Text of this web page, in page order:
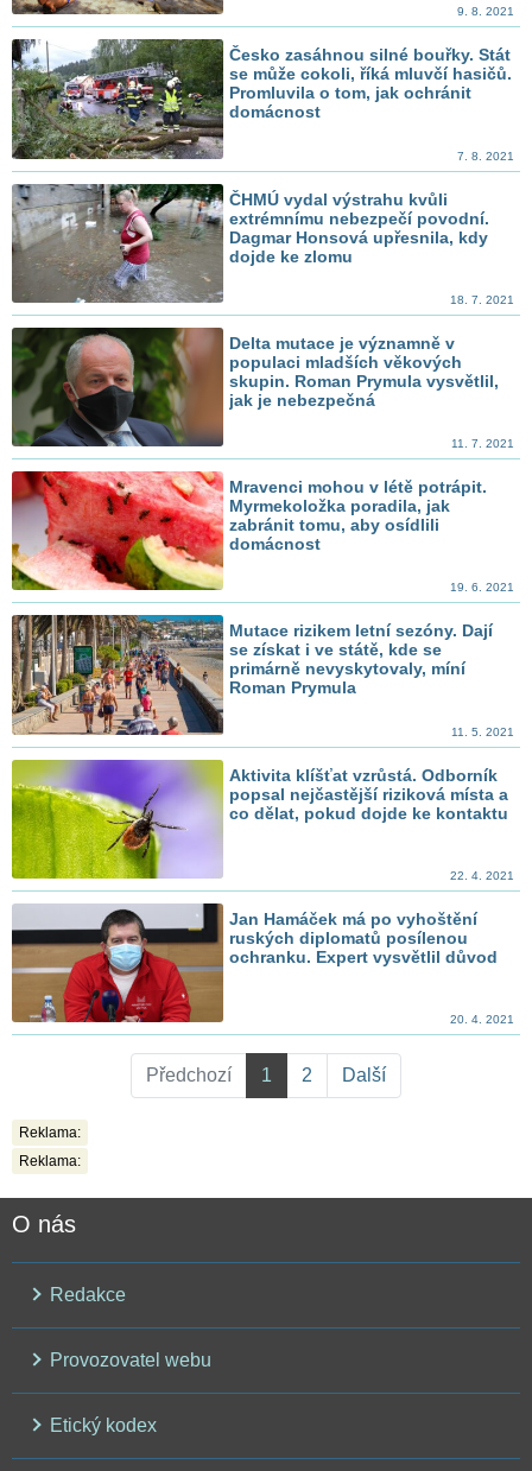
9. 8. 2021
Česko zasáhnou silné bouřky. Stát
se může cokoli, říká mluvčí hasičů.
Promluvila o tom, jak ochránit
domácnost
7. 8. 2021
ČHMÚ vydal výstrahu kvůli
extrémnímu nebezpečí povodní.
Dagmar Honsová upřesnila, kdy
dojde ke zlomu
18. 7. 2021
Delta mutace je významně v
populaci mladších věkových
skupin. Roman Prymula vysvětlil,
jak je nebezpečná
11. 7. 2021
Mravenci mohou v létě potrápit.
Myrmekoložka poradila, jak
zabránit tomu, aby osídlili
domácnost
19. 6. 2021
Mutace rizikem letní sezóny. Dají
se získat i ve státě, kde se
primárně nevyskytovaly, míní
Roman Prymula
11. 5. 2021
Aktivita klíšťat vzrůstá. Odborník
popsal nejčastější riziková místa a
co dělat, pokud dojde ke kontaktu
22. 4. 2021
Jan Hamáček má po vyhoštění
ruských diplomatů posílenou
ochranku. Expert vysvětlil důvod
20. 4. 2021
Předchozí 1 2 Další
Reklama:
Reklama:
O nás
Redakce
Provozovatel webu
Etický kodex